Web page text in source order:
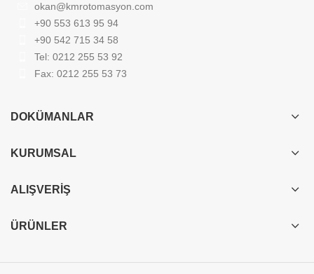
okan@kmrotomasyon.com
+90 553 613 95 94
+90 542 715 34 58
Tel: 0212 255 53 92
Fax: 0212 255 53 73
DOKÜMANLAR
KURUMSAL
ALIŞVERIŞ
ÜRÜNLER